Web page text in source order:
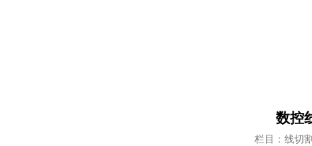
数控
栏目：线切